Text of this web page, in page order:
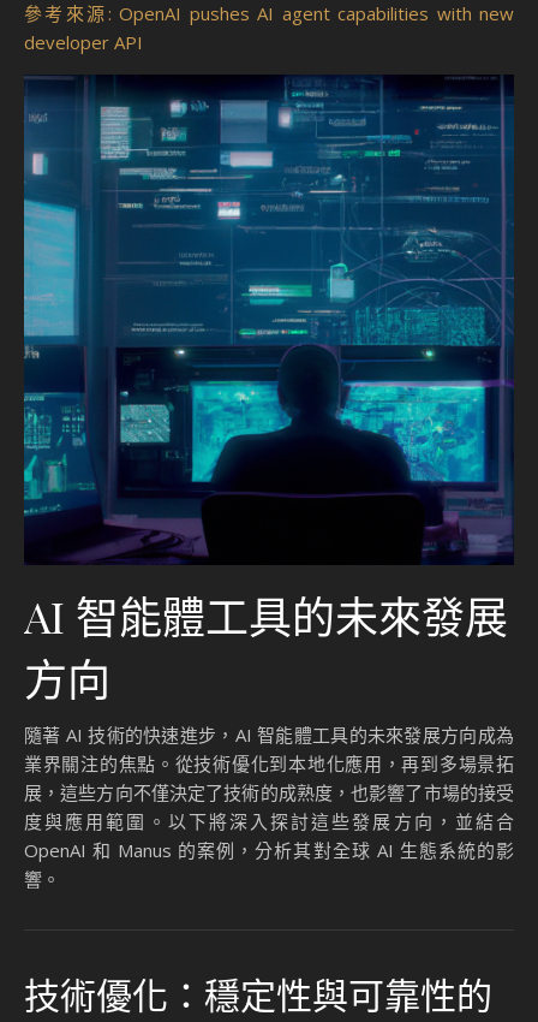
參考來源: OpenAI pushes AI agent capabilities with new
developer API
AI 智能體工具的未來發展
方向
隨著 AI 技術的快速進步，AI 智能體工具的未來發展方向成為
業界關注的焦點。從技術優化到本地化應用，再到多場景拓
展，這些方向不僅決定了技術的成熟度，也影響了市場的接受
度與應用範圍。以下將深入探討這些發展方向，並結合
OpenAI 和 Manus 的案例，分析其對全球 AI 生態系統的影
響。
技術優化：穩定性與可靠性的